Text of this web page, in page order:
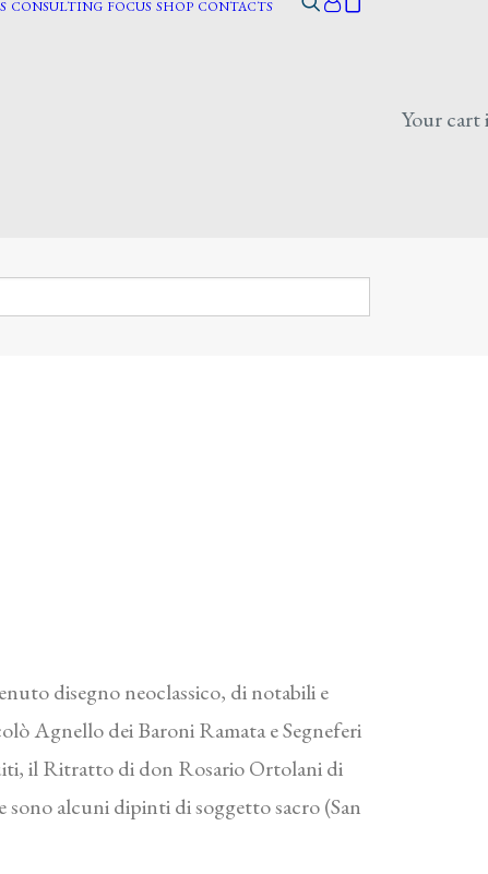
CONSULTING FOCUS SHOP CONTACTS
Your cart
disegno neoclassico, di notabili e
Agnello dei Baroni Ramata e Segneferi
il Ritratto di don Rosario Ortolani di
alcuni dipinti di soggetto sacro (San